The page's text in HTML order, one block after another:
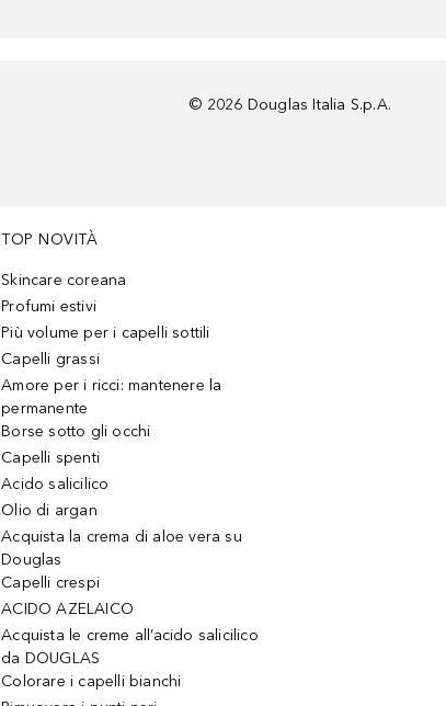
© 2026 Douglas Italia S.p.A.
TOP NOVITÀ
Skincare coreana
Profumi estivi
Più volume per i capelli sottili
Capelli grassi
Amore per i ricci: mantenere la
permanente
Borse sotto gli occhi
Capelli spenti
Acido salicilico
Olio di argan
Acquista la crema di aloe vera su
Douglas
Capelli crespi
ACIDO AZELAICO
Acquista le creme all’acido salicilico
da DOUGLAS
Colorare i capelli bianchi